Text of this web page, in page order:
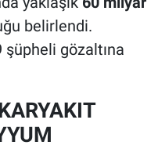
belirlendi.
şüpheli gözaltına